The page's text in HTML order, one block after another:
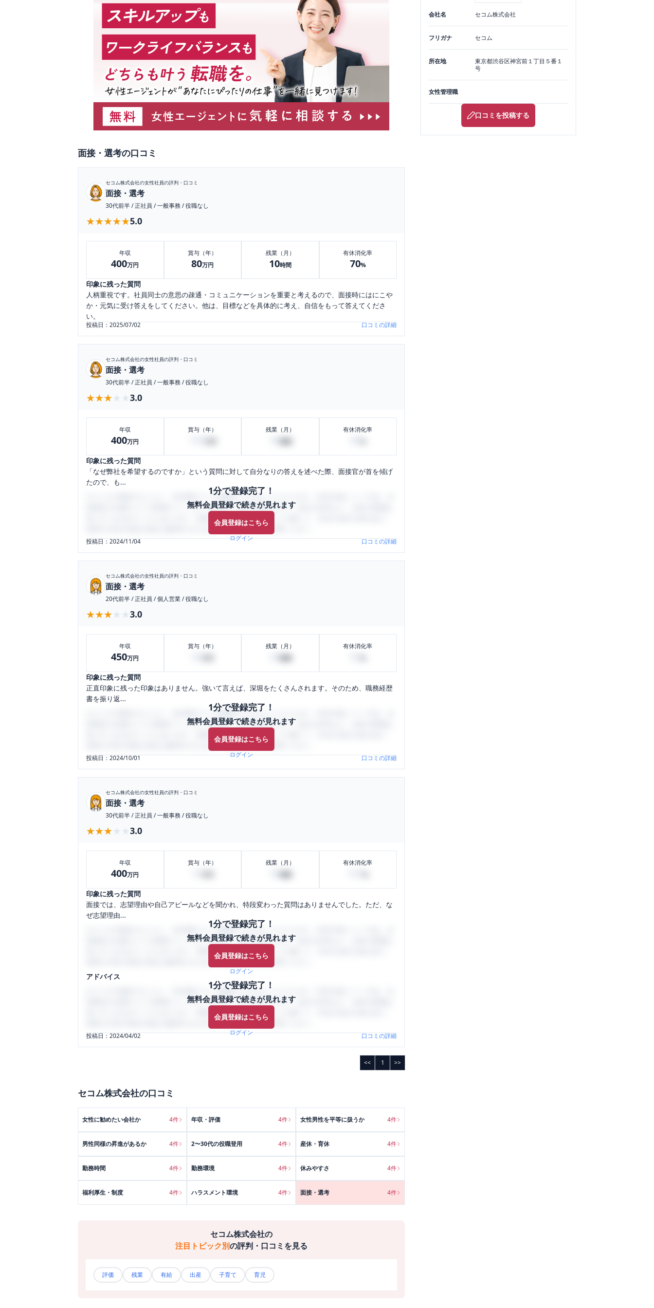
面接・選考の口コミ
セコム株式会社の女性社員の評判・口コミ
面接・選考
30代前半/正社員 /一般事務 /役職なし
★★★★★
★★★★★5.0
年収
400万円
賞与（年）
80万円
残業（月）
10時間
有休消化率
70%
印象に残った質問
人柄重視です。社員同士の意思の疎通・コミュニケーションを重要と考えるので、面接時にはにこや
か・元気に受け答えをしてください。他は、目標などを具体的に考え、自信をもって答えてくださ
い。
投稿日：2025/07/02 口コミの詳細
セコム株式会社の女性社員の評判・口コミ
面接・選考
30代前半/正社員 /一般事務 /役職なし
★★★★★
★★★★★ 3.0
年収
400万円
賞与（年） 残業（月） 有休消化率
印象に残った質問
「なぜ弊社を希望するのですか」という質問に対して自分なりの答えを述べた際、面接官が首を傾げ
たので、も...
1分で登録完了！
無料会員登録で続きが見れます
会員登録はこちら
ログイン
口コミを1投稿するごとに、30日間口コミの閲覧ができるようになります。SHEHUB(シーハブ)は、女
性限定の企業口コミの投稿サイトです。給与面・女性の働きやすさ・会社の評判など、女性の転職は
気にすべき点がたくさんあります。先輩社員（元社員）の口コミを通して、本当の会社の姿を知り、
将来の不安や現在の悩みを解消するために、ぜひサイトをご活用ください。
投稿日：2024/11/04 口コミの詳細
セコム株式会社の女性社員の評判・口コミ
面接・選考
20代前半/正社員 /個人営業/役職なし
★★★★★
★★★★★ 3.0
年収
450万円
賞与（年） 残業（月） 有休消化率
印象に残った質問
正直印象に残った印象はありません。強いて言えば、深堀をたくさんされます。そのため、職務経歴
書を振り返...
1分で登録完了！
無料会員登録で続きが見れます
会員登録はこちら
ログイン
口コミを1投稿するごとに、30日間口コミの閲覧ができるようになります。SHEHUB(シーハブ)は、女
性限定の企業口コミの投稿サイトです。給与面・女性の働きやすさ・会社の評判など、女性の転職は
気にすべき点がたくさんあります。先輩社員（元社員）の口コミを通して、本当の会社の姿を知り、
将来の不安や現在の悩みを解消するために、ぜひサイトをご活用ください。
投稿日：2024/10/01 口コミの詳細
セコム株式会社の女性社員の評判・口コミ
面接・選考
30代前半/正社員 /一般事務 /役職なし
★★★★★
★★★★★ 3.0
年収
400万円
賞与（年） 残業（月） 有休消化率
印象に残った質問
面接では、志望理由や自己アピールなどを聞かれ、特段変わった質問はありませんでした。ただ、な
ぜ志望理由...
1分で登録完了！
無料会員登録で続きが見れます
会員登録はこちら
ログイン
口コミを1投稿するごとに、30日間口コミの閲覧ができるようになります。SHEHUB(シーハブ)は、女
性限定の企業口コミの投稿サイトです。給与面・女性の働きやすさ・会社の評判など、女性の転職は
気にすべき点がたくさんあります。先輩社員（元社員）の口コミを通して、本当の会社の姿を知り、
将来の不安や現在の悩みを解消するために、ぜひサイトをご活用ください。
アドバイス
1分で登録完了！
無料会員登録で続きが見れます
会員登録はこちら
ログイン
口コミを1投稿するごとに、30日間口コミの閲覧ができるようになります。SHEHUB(シーハブ)は、女
性限定の企業口コミの投稿サイトです。給与面・女性の働きやすさ・会社の評判など、女性の転職は
気にすべき点がたくさんあります。先輩社員（元社員）の口コミを通して、本当の会社の姿を知り、
将来の不安や現在の悩みを解消するために、ぜひサイトをご活用ください。
投稿日：2024/04/02 口コミの詳細
<< 1 >>
セコム株式会社の口コミ
女性に勧めたい会社か 4件 年収・評価 4件 女性男性を平等に扱うか 4件
男性同様の昇進があるか 4件 2〜30代の役職登用 4件 産休・育休 4件
勤務時間 4件 勤務環境 4件 休みやすさ 4件
福利厚生・制度 4件 ハラスメント環境 4件 面接・選考 4件
セコム株式会社の
注目トピック別の評判・口コミを見る
評価 残業 有給 出産 子育て 育児
会社名 セコム株式会社
フリガナ セコム
所在地 東京都渋谷区神宮前１丁目５番１
号
女性管理職
口コミを投稿する